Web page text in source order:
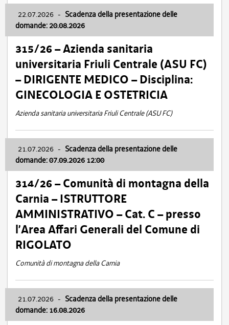
22.07.2026 - Scadenza della presentazione delle
domande: 20.08.2026
315/26 – Azienda sanitaria
universitaria Friuli Centrale (ASU FC)
– DIRIGENTE MEDICO – Disciplina:
GINECOLOGIA E OSTETRICIA
Azienda sanitaria universitaria Friuli Centrale (ASU FC)
21.07.2026 - Scadenza della presentazione delle
domande: 07.09.2026 12:00
314/26 – Comunità di montagna della
Carnia – ISTRUTTORE
AMMINISTRATIVO – Cat. C – presso
l’Area Affari Generali del Comune di
RIGOLATO
Comunità di montagna della Carnia
21.07.2026 - Scadenza della presentazione delle
domande: 16.08.2026